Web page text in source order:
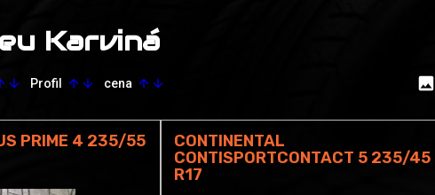
Karviná
arrow_downward Profil arrow_upward arrow_downward cena arrow_upward arrow_downward image
PRIME 4 235/55
CONTINENTAL
CONTISPORTCONTACT 5 235/45
R17